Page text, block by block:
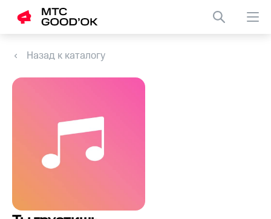
Назад к каталогу